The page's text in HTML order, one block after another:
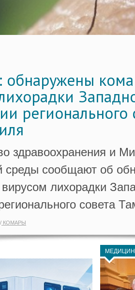
регионального
здравоохранения и
сообщают об
лихорадки
совета
КОМАРЫ